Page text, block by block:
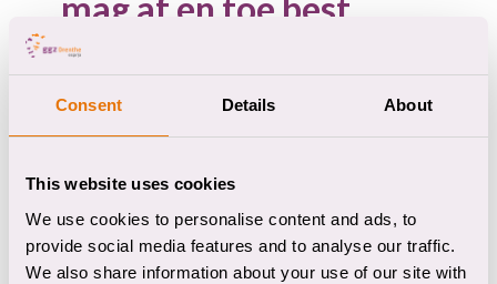
Consent Details About
This website uses cookies
We use cookies to personalise content and ads, to
provide social media features and to analyse our traffic.
We also share information about your use of our site with
verdrietig zijn.
"Ik vond het heel spannend om naar GGZ Drenthe te
gaan. Ik dacht, ik heb geen probleem. Ik ben gewoon
wat somber. Hoe dat komt en wat ik eraan kan doen,
weet ik niet. Ik ging een paar keer per week ’s